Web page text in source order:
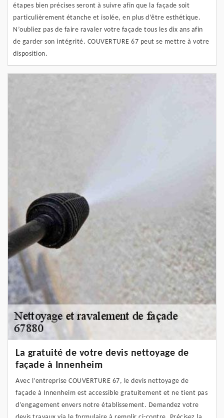
étapes bien précises seront à suivre afin que la façade soit
particulièrement étanche et isolée, en plus d’être esthétique.
N’oubliez pas de faire ravaler votre façade tous les dix ans afin
de garder son intégrité. COUVERTURE 67 peut se mettre à votre
disposition.
La gratuité de votre devis nettoyage de
façade à Innenheim
Avec l’entreprise COUVERTURE 67, le devis nettoyage de
façade à Innenheim est accessible gratuitement et ne tient pas
d’engagement envers notre établissement. Demandez votre